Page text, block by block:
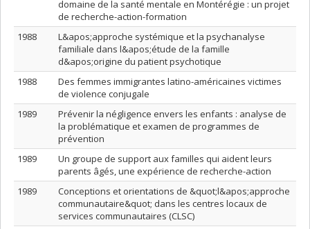
domaine de la santé mentale en Montérégie : un projet
de recherche-action-formation
1988
L&apos;approche systémique et la psychanalyse
familiale dans l&apos;étude de la famille
d&apos;origine du patient psychotique
1988
Des femmes immigrantes latino-américaines victimes
de violence conjugale
1989
Prévenir la négligence envers les enfants : analyse de
la problématique et examen de programmes de
prévention
1989
Un groupe de support aux familles qui aident leurs
parents âgés, une expérience de recherche-action
1989
Conceptions et orientations de &quot;l&apos;approche
communautaire&quot; dans les centres locaux de
services communautaires (CLSC)